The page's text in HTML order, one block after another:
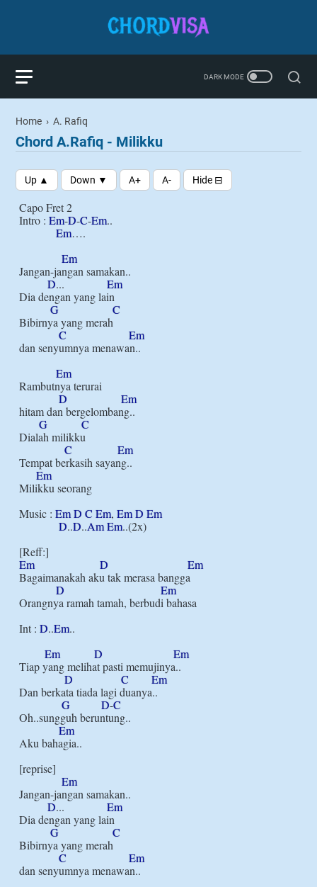
Home › A. Rafiq
Chord A.Rafiq - Milikku
Capo Fret 2
Intro : Em-D-C-Em..
Em….
Em
Jangan-jangan samakan..
D... Em
Dia dengan yang lain
G
C
Bibirnya yang merah
C
Em
dan senyumnya menawan..
Em
Rambutnya terurai
D
Em
hitam dan bergelombang..
G
C
Dialah milikku
C
Em
Tempat berkasih sayang..
Em
Milikku seorang
Music : EmD C Em, EmD Em
D..D..AmEm..(2x)
Em
D
Em
Bagaimanakah aku tak merasa bangga
D
Em
Orangnya ramah tamah, berbudi bahasa
Int : D..Em..
Em
D
Em
Tiap yang melihat pasti memujinya..
D
C
Em
Dan berkata tiada lagi duanya..
G
D-C
Oh..sungguh beruntung..
Em
Aku bahagia..
[reprise]
Em
Jangan-jangan samakan..
D... Em
Dia dengan yang lain
G
C
Bibirnya yang merah
C
Em
dan senyumnya menawan..